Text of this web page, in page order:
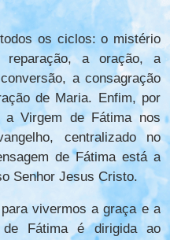
os ciclos: o mistério
reparação, a oração, a
a consagração
de Maria. Enfim, por
a Virgem de Fátima nos
centralizado no
de Fátima está a
Senhor Jesus Cristo.
vivermos a graça e a
de Fátima é dirigida ao